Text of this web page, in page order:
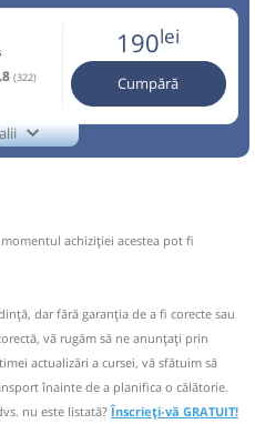
(322)
190lei
Cumpără
Luni - Vineri 07:00-20:00;
(13 comentarii)
ta⤣
achiziției acestea pot fi
dar fără garanţia de a fi corecte sau
vă rugăm să ne anunțați prin
actualizări a cursei, vă sfătuim să
înainte de a planifica o călătorie.
nu este listată?Înscrieți-vă GRATUIT!